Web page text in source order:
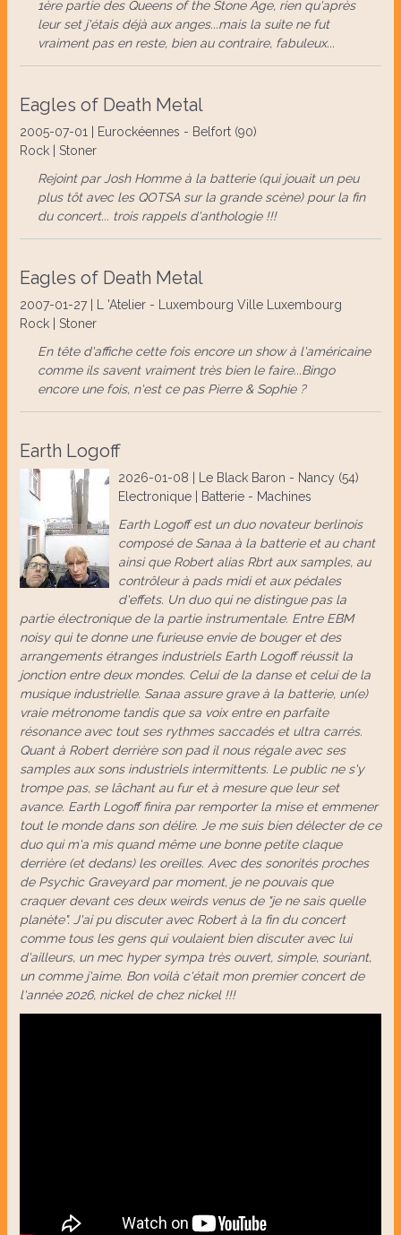
1ère partie des Queens of the Stone Age, rien qu'après
leur set j'étais déjà aux anges...mais la suite ne fut
vraiment pas en reste, bien au contraire, fabuleux...
Eagles of Death Metal
2005-07-01 | Eurockéennes - Belfort (90)
Rock | Stoner
Rejoint par Josh Homme à la batterie (qui jouait un peu
plus tôt avec les QOTSA sur la grande scène) pour la fin
du concert... trois rappels d'anthologie !!!
Eagles of Death Metal
2007-01-27 | L 'Atelier - Luxembourg Ville Luxembourg
Rock | Stoner
En tête d'affiche cette fois encore un show à l'américaine
comme ils savent vraiment très bien le faire...Bingo
encore une fois, n'est ce pas Pierre & Sophie ?
Earth Logoff
2026-01-08 | Le Black Baron - Nancy (54)
Electronique | Batterie - Machines
Earth Logoff est un duo novateur berlinois
composé de Sanaa à la batterie et au chant
ainsi que Robert alias Rbrt aux samples, au
contrôleur à pads midi et aux pédales
d'effets. Un duo qui ne distingue pas la
partie électronique de la partie instrumentale. Entre EBM
noisy qui te donne une furieuse envie de bouger et des
arrangements étranges industriels Earth Logoff réussit la
jonction entre deux mondes. Celui de la danse et celui de la
musique industrielle. Sanaa assure grave à la batterie, un(e)
vraie métronome tandis que sa voix entre en parfaite
résonance avec tout ses rythmes saccadés et ultra carrés.
Quant à Robert derrière son pad il nous régale avec ses
samples aux sons industriels intermittents. Le public ne s'y
trompe pas, se lâchant au fur et à mesure que leur set
avance. Earth Logoff finira par remporter la mise et emmener
tout le monde dans son délire. Je me suis bien délecter de ce
duo qui m'a mis quand même une bonne petite claque
derrière (et dedans) les oreilles. Avec des sonorités proches
de Psychic Graveyard par moment, je ne pouvais que
craquer devant ces deux weirds venus de "je ne sais quelle
planète". J'ai pu discuter avec Robert à la fin du concert
comme tous les gens qui voulaient bien discuter avec lui
d'ailleurs, un mec hyper sympa très ouvert, simple, souriant,
un comme j'aime. Bon voilà c'était mon premier concert de
l'année 2026, nickel de chez nickel !!!